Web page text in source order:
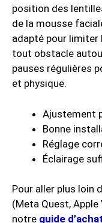
position des
de la mousse
adapté pour
tout obstacle
pauses régulières
et physique.
Ajustement
Bonne
Réglage
Éclairage
Pour aller plus loin
(Meta Quest,
notre guide